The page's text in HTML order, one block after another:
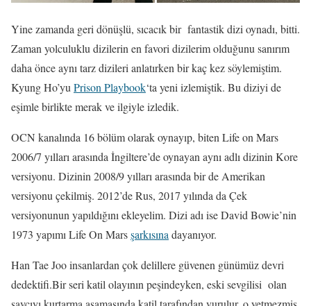
Yine zamanda geri dönüşlü, sıcacık bir fantastik dizi oynadı, bitti.
Zaman yolculuklu dizilerin en favori dizilerim olduğunu sanırım
daha önce aynı tarz dizileri anlatırken bir kaç kez söylemiştim.
Kyung Ho’yuPrison Playbook‘ta yeni izlemiştik. Bu diziyi de
eşimle birlikte merak ve ilgiyle izledik.
OCN kanalında 16 bölüm olarak oynayıp, biten Life on Mars
2006/7 yılları arasında İngiltere’de oynayan aynı adlı dizinin Kore
versiyonu. Dizinin 2008/9 yılları arasında bir de Amerikan
versiyonu çekilmiş. 2012’de Rus, 2017 yılında da Çek
versiyonunun yapıldığını ekleyelim. Dizi adı ise David Bowie’nin
1973 yapımı Life On Marsşarkısınadayanıyor.
Han Tae Joo insanlardan çok delillere güvenen günümüz devri
dedektifi.Bir seri katil olayının peşindeyken, eski sevgilisi olan